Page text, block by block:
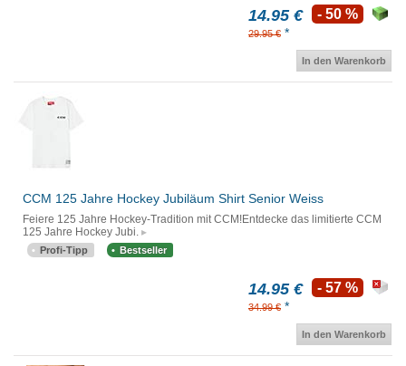
14.95 €
29.95 € *
- 50 %
In den Warenkorb
CCM 125 Jahre Hockey Jubiläum Shirt Senior Weiss
Feiere 125 Jahre Hockey-Tradition mit CCM!Entdecke das limitierte CCM
125 Jahre Hockey Jubi.
Profi-Tipp Bestseller
14.95 €
34.99 € *
- 57 %
In den Warenkorb